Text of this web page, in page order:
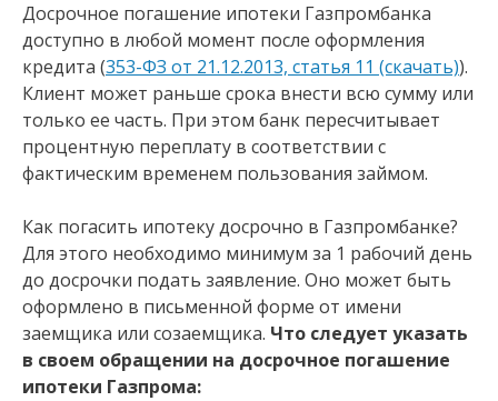
Досрочное погашение ипотеки Газпромбанка
доступно в любой момент после оформления
кредита (353-ФЗ от 21.12.2013, статья 11 (скачать)).
Клиент может раньше срока внести всю сумму или
только ее часть. При этом банк пересчитывает
процентную переплату в соответствии с
фактическим временем пользования займом.
Как погасить ипотеку досрочно в Газпромбанке?
Для этого необходимо минимум за 1 рабочий день
до досрочки подать заявление. Оно может быть
оформлено в письменной форме от имени
заемщика или созаемщика. Что следует указать
в своем обращении на досрочное погашение
ипотеки Газпрома: